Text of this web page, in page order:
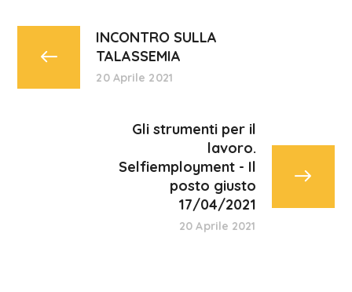
INCONTRO SULLA
TALASSEMIA
20 Aprile 2021
Gli strumenti per il
lavoro.
Selfiemployment - Il
posto giusto
17/04/2021
20 Aprile 2021